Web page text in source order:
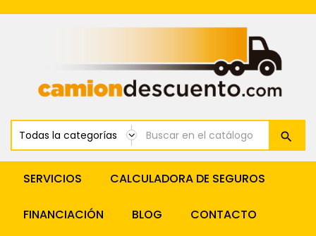
SERVICIOS CALCULADORA DE SEGUROS
FINANCIACIÓN BLOG CONTACTO
Renting
Cabeza
Tractora
Financiación
Tractoras
Renting
Furgonetas